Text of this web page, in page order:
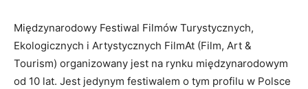
Międzynarodowy Festiwal Filmów Turystycznych,
Ekologicznych i Artystycznych FilmAt (Film, Art &
Tourism) organizowany jest na rynku międzynarodowym
od 10 lat. Jest jedynym festiwalem o tym profilu w Polsce